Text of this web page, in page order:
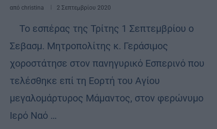
από christina 2 Σεπτεμβρίου 2020
Το εσπέρας της Τρίτης 1 Σεπτεμβρίου ο
Σεβασμ. Μητροπολίτης κ. Γεράσιμος
χοροστάτησε στον πανηγυρικό Εσπερινό που
τελέσθηκε επί τη Εορτή του Αγίου
μεγαλομάρτυρος Μάμαντος, στον φερώνυμο
Ιερό Ναό …